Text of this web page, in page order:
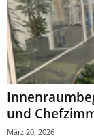
und
März 20, 2026